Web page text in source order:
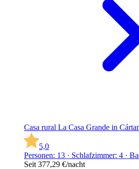
Casa rural La Casa Grande in
5,0
Personen: 13 · Schlafzimmer: 4 ·
Seit 377,29 €/nacht